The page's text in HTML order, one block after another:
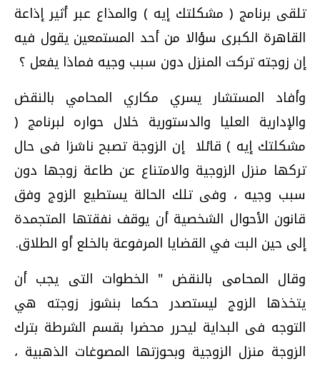
تلقى برنامج ( مشكلتك إيه ) والمذاع عبر أثير إذاعة
القاهرة الكبرى سؤالا من أحد المستمعين يقول فيه
إن زوجته تركت المنزل دون سبب وجيه فماذا يفعل ؟
وأفاد المستشار يسري مكاري المحامي بالنقض
والإدارية العليا والدستورية خلال حواره لبرنامج (
مشكلتك إيه ) قائلا إن الزوجة تصبح ناشزا فى حال
تركها منزل الزوجية والامتناع عن طاعة زوجها دون
سبب وجيه ، وفى تلك الحالة يستطيع الزوج وفق
قانون الأحوال الشخصية أن يوقف نفقتها المتجمدة
إلى حين البت في القضايا المرفوعة بالخلع أو الطلاق.
وقال المحامى بالنقض " الخطوات التى يجب أن
يتخذها الزوج ليستصدر حكما بنشوز زوجته هي
التوجه فى البداية ليحرر محضرا بقسم الشرطة بترك
الزوجة منزل الزوجية وبحوزتها المصوغات الذهبية ،